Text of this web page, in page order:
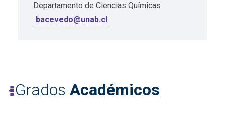
Departamento de Ciencias Químicas
bacevedo@unab.cl
Grados Académicos